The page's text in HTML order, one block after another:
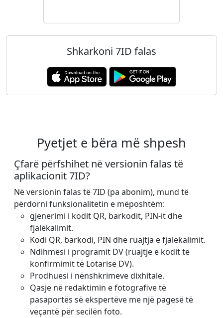
Shkarkoni 7ID falas
Pyetjet e bëra më shpesh
Çfarë përfshihet në versionin falas të
aplikacionit 7ID?
Në versionin falas të 7ID (pa abonim), mund të
përdorni funksionalitetin e mëposhtëm:
gjenerimi i kodit QR, barkodit, PIN-it dhe
fjalëkalimit.
Kodi QR, barkodi, PIN dhe ruajtja e fjalëkalimit.
Ndihmësi i programit DV (ruajtje e kodit të
konfirmimit të Lotarisë DV).
Prodhuesi i nënshkrimeve dixhitale.
Qasje në redaktimin e fotografive të
pasaportës së ekspertëve me një pagesë të
veçantë për secilën foto.